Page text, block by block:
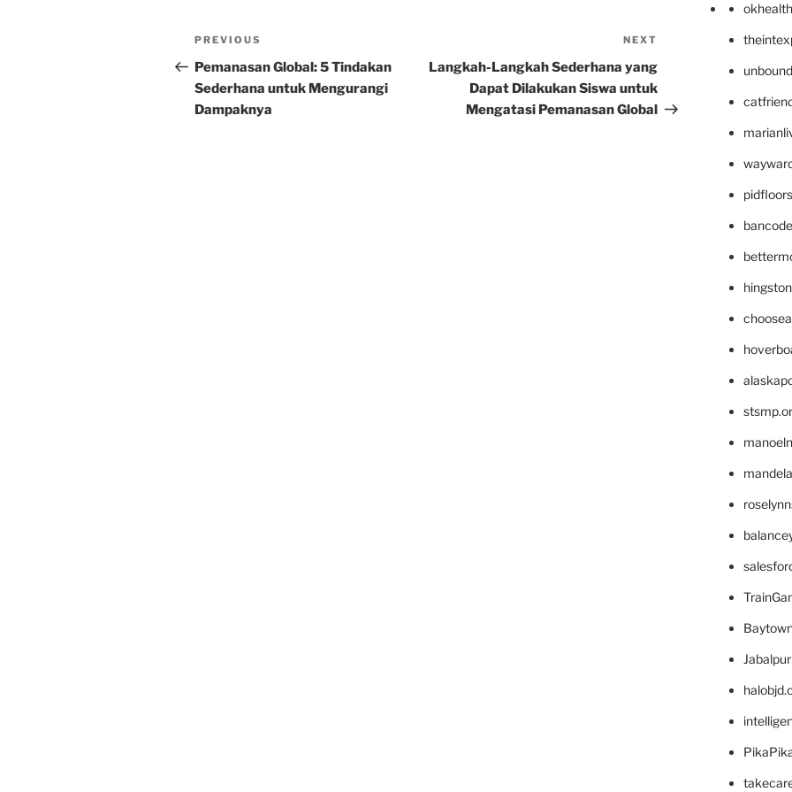
Post
navigation
Previous
Post
PREVIOUS
Pemanasan Global: 5 Tindakan
Sederhana untuk Mengurangi
Dampaknya
Post
NEXT
Langkah-Langkah Sederhana yang
Dapat Dilakukan Siswa untuk
Mengatasi Pemanasan Global